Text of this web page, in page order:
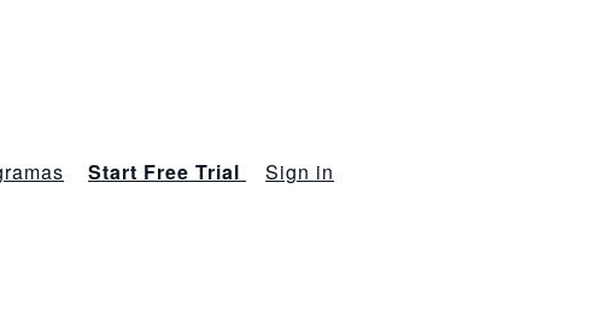
Start Free Trial Sign in